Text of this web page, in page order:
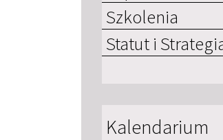
Szkolenia
Statut i
Kalendarium